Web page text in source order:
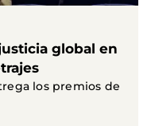
global en
los premios de